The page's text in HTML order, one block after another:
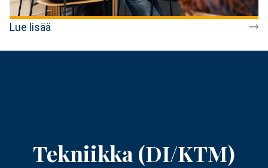
Lue lisää
Tekniikka (DI/KTM)